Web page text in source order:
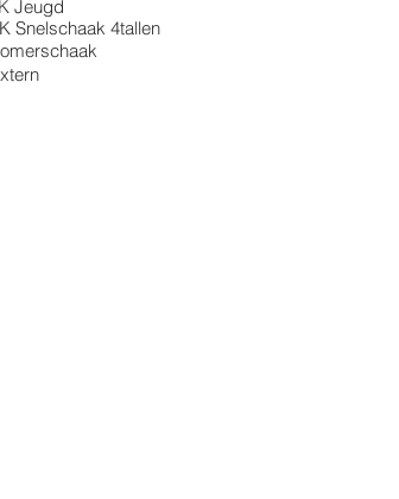
Jeugd
Snelschaak 4tallen